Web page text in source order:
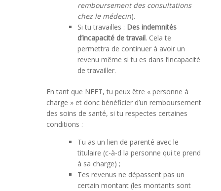
remboursement des consultations
chez le médecin).
Si tu travailles : Des indemnités
d’incapacité de travail. Cela te
permettra de continuer à avoir un
revenu même si tu es dans l’incapacité
de travailler.
En tant que NEET, tu peux être « personne à
charge » et donc bénéficier d’un remboursement
des soins de santé, si tu respectes certaines
conditions :
Tu as un lien de parenté avec le
titulaire (c-à-d la personne qui te prend
à sa charge) ;
Tes revenus ne dépassent pas un
certain montant (les montants sont